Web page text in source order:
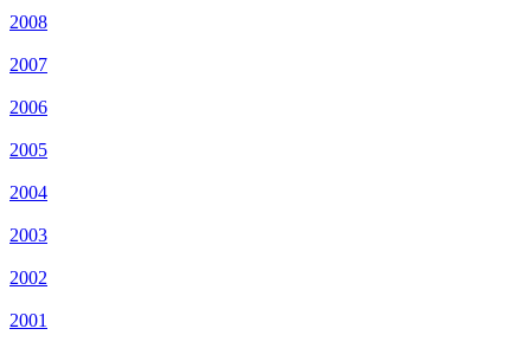
2008
2007
2006
2005
2004
2003
2002
2001